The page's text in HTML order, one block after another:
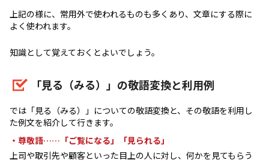
上記の様に、常用外で使われるものも多くあり、文章にする際に
よく使われます。
知識として覚えておくとよいでしょう。
「見る（みる）」の敬語変換と利用例
では「見る（みる）」についての敬語変換と、その敬語を利用し
た例文を紹介して行きます。
・尊敬語……「ご覧になる」「見られる」
上司や取引先や顧客といった目上の人に対し、何かを見てもらう